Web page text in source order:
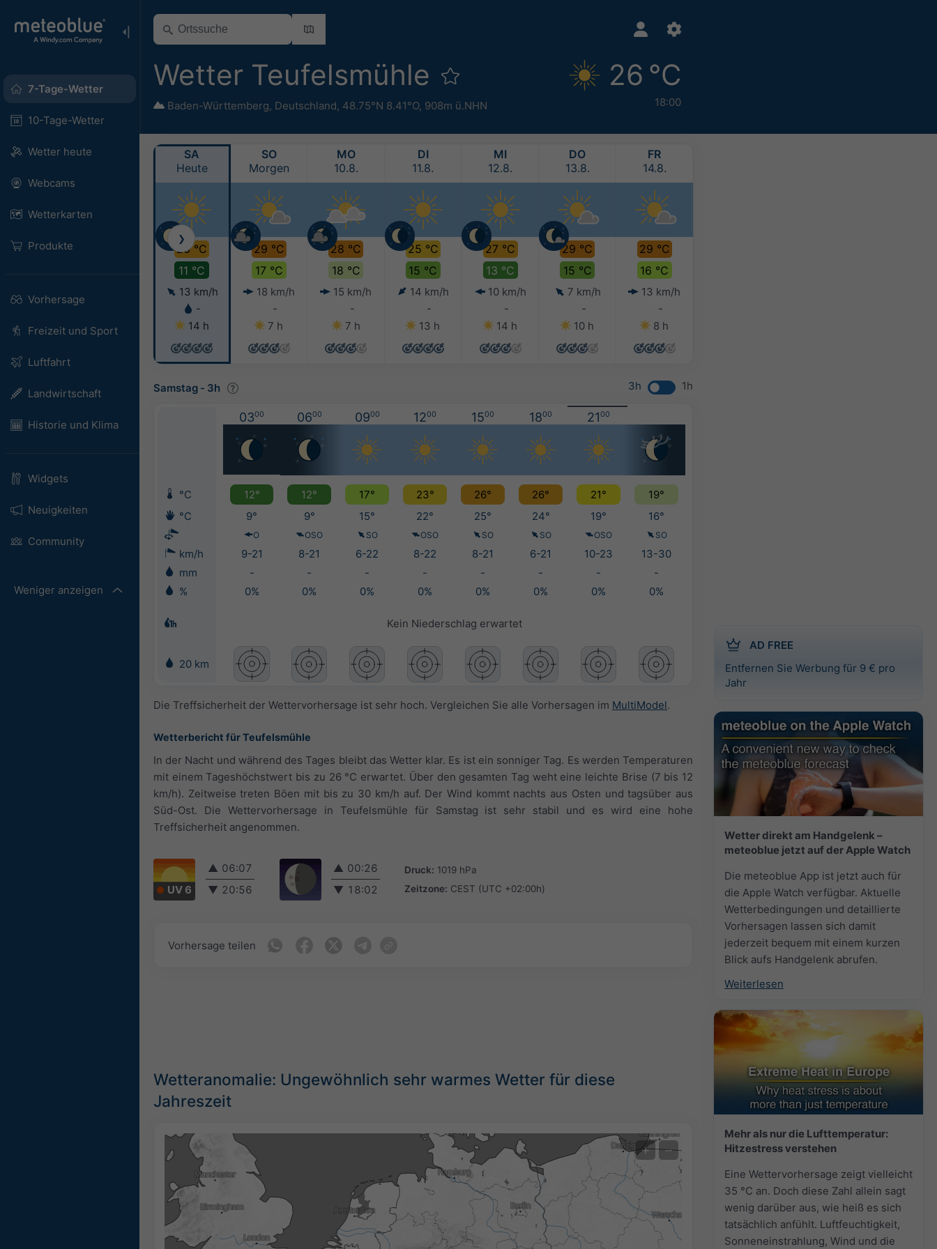
7-Tage-Wetter
10-Tage-Wetter
Wetter heute
Webcams
Wetterkarten
Produkte
Vorhersage
Freizeit und Sport
Luftfahrt
Landwirtschaft
Historie und Klima
Widgets
Neuigkeiten
Community
Weniger anzeigen
Wetter Teufelsmühle
Baden-Württemberg, Deutschland, 48.75°N 8.41°O, 908m ü.NHN
26 °C
18:00
AD FREE
Entfernen Sie Werbung für 9 € pro
Jahr
Wetter direkt am Handgelenk –
meteoblue jetzt auf der Apple Watch
Die meteoblue App ist jetzt auch für
die Apple Watch verfügbar. Aktuelle
Wetterbedingungen und detaillierte
Vorhersagen lassen sich damit
jederzeit bequem mit einem kurzen
Blick aufs Handgelenk abrufen.
Weiterlesen
Mehr als nur die Lufttemperatur:
Hitzestress verstehen
Eine Wettervorhersage zeigt vielleicht
35 °C an. Doch diese Zahl allein sagt
wenig darüber aus, wie heiß es sich
tatsächlich anfühlt. Luftfeuchtigkeit,
Sonneneinstrahlung, Wind und die
SA
Heute
26 °C
11 °C
13 km/h
-
14 h
SO
Morgen
29 °C
17 °C
18 km/h
-
7 h
MO
10.8.
28 °C
18 °C
15 km/h
-
7 h
DI
11.8.
25 °C
15 °C
14 km/h
-
13 h
MI
12.8.
27 °C
13 °C
10 km/h
-
14 h
DO
13.8.
29 °C
15 °C
7 km/h
-
10 h
FR
14.8.
29 °C
16 °C
13 km/h
-
8 h
❯
Samstag - 3h 3h 1h
0300 0600 0900 1200 1500 1800 2100
°C 12° 12° 17° 23° 26° 26° 21°
19°
°C
9° 9° 15° 22° 25° 24° 19° 16°
O OSO SO OSO SO SO OSO SO
km/h 9-21 8-21 6-22 8-22 8-21 6-21 10-23
13-30
mm
- - - - - - -
-
%
0% 0% 0% 0% 0% 0% 0% 0%
Kein Niederschlag erwartet
20 km
Die Treffsicherheit der Wettervorhersage ist sehr hoch. Vergleichen Sie alle Vorhersagen im MultiModel.
Wetterbericht für Teufelsmühle
In der Nacht und während des Tages bleibt das Wetter klar. Es ist ein sonniger Tag. Es werden Temperaturen
mit einem Tageshöchstwert bis zu 26 °C erwartet. Über den gesamten Tag weht eine leichte Brise (7 bis 12
km/h). Zeitweise treten Böen mit bis zu 30 km/h auf. Der Wind kommt nachts aus Osten und tagsüber aus
Süd-Ost. Die Wettervorhersage in Teufelsmühle für Samstag ist sehr stabil und es wird eine hohe
Treffsicherheit angenommen.
UV 6
▲ 06:07
▼ 20:56
▲ 00:26
▼ 18:02
Druck: 1019 hPa
Zeitzone: CEST (UTC +02:00h)
Vorhersage teilen
Wetteranomalie: Ungewöhnlich sehr warmes Wetter für diese
Jahreszeit
Temperaturmessungen
Auto (NEMSGLOBAL Global)
Screenshot ©
Extremvorhersage
+ −